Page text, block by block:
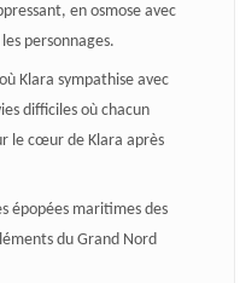
en osmose avec
personnages.
Klara sympathise avec
difficiles où chacun
le cœur de Klara après
épopées maritimes des
du Grand Nord